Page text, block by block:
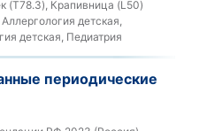
(T78.3), Крапивница (L50)
детская,
детская, Педиатрия
периодические